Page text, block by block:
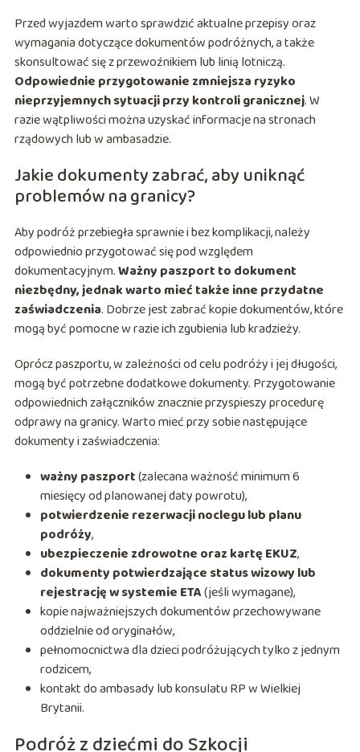
Przed wyjazdem warto sprawdzić aktualne przepisy oraz
wymagania dotyczące dokumentów podróżnych, a także
skonsultować się z przewoźnikiem lub linią lotniczą.
Odpowiednie przygotowanie zmniejsza ryzyko
nieprzyjemnych sytuacji przy kontroli granicznej. W
razie wątpliwości można uzyskać informacje na stronach
rządowych lub w ambasadzie.
Jakie dokumenty zabrać, aby uniknąć
problemów na granicy?
Aby podróż przebiegła sprawnie i bez komplikacji, należy
odpowiednio przygotować się pod względem
dokumentacyjnym.Ważny paszport to dokument
niezbędny, jednak warto mieć także inne przydatne
zaświadczenia. Dobrze jest zabrać kopie dokumentów, które
mogą być pomocne w razie ich zgubienia lub kradzieży.
Oprócz paszportu, w zależności od celu podróży i jej długości,
mogą być potrzebne dodatkowe dokumenty. Przygotowanie
odpowiednich załączników znacznie przyspieszy procedurę
odprawy na granicy. Warto mieć przy sobie następujące
dokumenty i zaświadczenia:
ważny paszport(zalecana ważność minimum 6
miesięcy od planowanej daty powrotu),
potwierdzenie rezerwacji noclegu lub planu
podróży,
ubezpieczenie zdrowotne oraz kartę EKUZ,
dokumenty potwierdzające status wizowy lub
rejestrację w systemie ETA(jeśli wymagane),
kopie najważniejszych dokumentów przechowywane
oddzielnie od oryginałów,
pełnomocnictwa dla dzieci podróżujących tylko z jednym
rodzicem,
kontakt do ambasady lub konsulatu RP w Wielkiej
Brytanii.
Podróż z dziećmi do Szkocji